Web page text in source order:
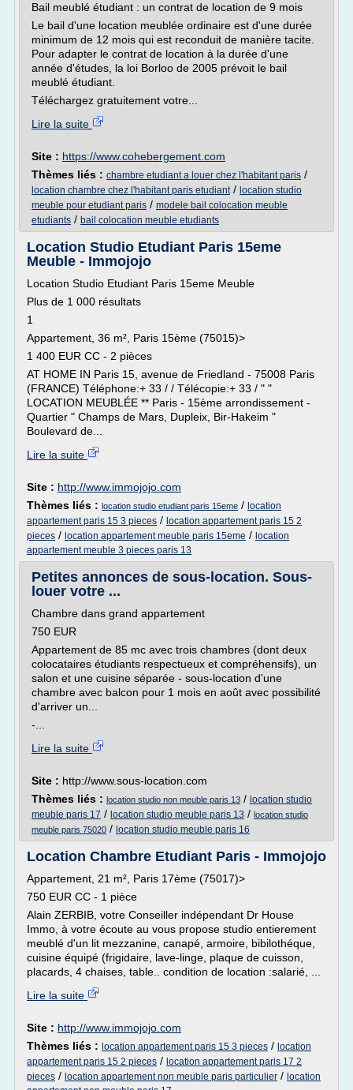
Bail meublé étudiant : un contrat de location de 9 mois
Le bail d'une location meublée ordinaire est d'une durée
minimum de 12 mois qui est reconduit de manière tacite.
Pour adapter le contrat de location à la durée d'une
année d'études, la loi Borloo de 2005 prévoit le bail
meublé étudiant.
Téléchargez gratuitement votre...
Lire la suite
Site : https://www.cohebergement.com
Thèmes liés : chambre etudiant a louer chez l'habitant paris /
location chambre chez l'habitant paris etudiant/ location studio
meuble pour etudiant paris / modele bail colocation meuble
etudiants / bail colocation meuble etudiants
Location Studio Etudiant Paris 15eme
Meuble - Immojojo
Location Studio Etudiant Paris 15eme Meuble
Plus de 1 000 résultats
1
Appartement, 36 m², Paris 15ème (75015)>
1 400 EUR CC - 2 pièces
AT HOME IN Paris 15, avenue de Friedland - 75008 Paris
(FRANCE) Téléphone:+ 33 / / Télécopie:+ 33 / " "
LOCATION MEUBLÉE ** Paris - 15ème arrondissement -
Quartier " Champs de Mars, Dupleix, Bir-Hakeim "
Boulevard de...
Lire la suite
Site : http://www.immojojo.com
Thèmes liés : location studio etudiant paris 15eme / location
appartement paris 15 3 pieces / location appartement paris 15 2
pieces / location appartement meuble paris 15eme / location
appartement meuble 3 pieces paris 13
Petites annonces de sous-location. Sous-
louer votre ...
Chambre dans grand appartement
750 EUR
Appartement de 85 mc avec trois chambres (dont deux
colocataires étudiants respectueux et compréhensifs), un
salon et une cuisine séparée - sous-location d'une
chambre avec balcon pour 1 mois en août avec possibilité
d'arriver un...
-...
Lire la suite
Site : http://www.sous-location.com
Thèmes liés : location studio non meuble paris 13 / location studio
meuble paris 17 / location studio meuble paris 13 / location studio
meuble paris 75020 / location studio meuble paris 16
Location Chambre Etudiant Paris - Immojojo
Appartement, 21 m², Paris 17ème (75017)>
750 EUR CC - 1 pièce
Alain ZERBIB, votre Conseiller indépendant Dr House
Immo, à votre écoute au vous propose studio entierement
meublé d'un lit mezzanine, canapé, armoire, bibilothéque,
cuisine équipé (frigidaire, lave-linge, plaque de cuisson,
placards, 4 chaises, table.. condition de location :salarié, ...
Lire la suite
Site : http://www.immojojo.com
Thèmes liés : location appartement paris 15 3 pieces / location
appartement paris 15 2 pieces / location appartement paris 17 2
pieces / location appartement non meuble paris particulier / location